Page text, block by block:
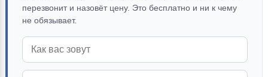
перезвонит и назовёт цену. Это бесплатно и ни к чему
не обязывает.